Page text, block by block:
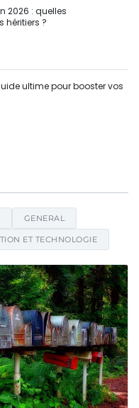
2026 : quelles
héritiers ?
ultime pour booster vos
GENERAL
ET TECHNOLOGIE